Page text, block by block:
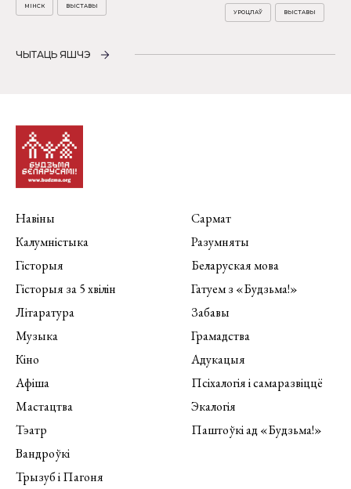
МІНСК ВЫСТАВЫ
УРОЦЛАЎ ВЫСТАВЫ
ЧЫТАЦЬ ЯШЧЭ
Навіны
Калумністыка
Гісторыя
Гісторыя за 5 хвілін
Літаратура
Музыка
Кіно
Афіша
Мастацтва
Тэатр
Вандроўкі
Трызуб і Пагоня
Сармат
Разумняты
Беларуская мова
Гатуем з «Будзьма!»
Забавы
Грамадства
Адукацыя
Псіхалогія і самаразвіццё
Экалогія
Паштоўкі ад «Будзьма!»